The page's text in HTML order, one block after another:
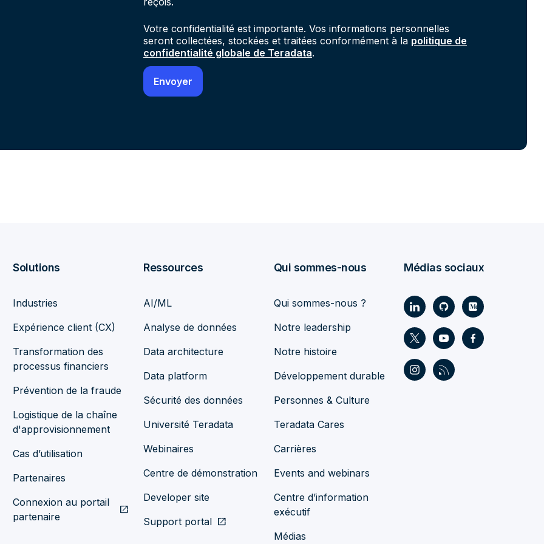
Votre confidentialité est importante. Vos informations personnelles
seront collectées, stockées et traitées conformément à la politique de
confidentialité globale de Teradata.
Solutions
Industries
Expérience client (CX)
Transformation des
processus financiers
Prévention de la fraude
Logistique de la chaîne
d'approvisionnement
Cas d’utilisation
Partenaires
Connexion au portail
partenaire
open_in_new
Ressources
AI/ML
Analyse de données
Data architecture
Data platform
Sécurité des données
Université Teradata
Webinaires
Centre de démonstration
Developer site
Support portal open_in_new
Qui sommes-nous
Qui sommes-nous ?
Notre leadership
Notre histoire
Développement durable
Personnes & Culture
Teradata Cares
Carrières
Events and webinars
Centre d’information
exécutif
Médias
Médias sociaux